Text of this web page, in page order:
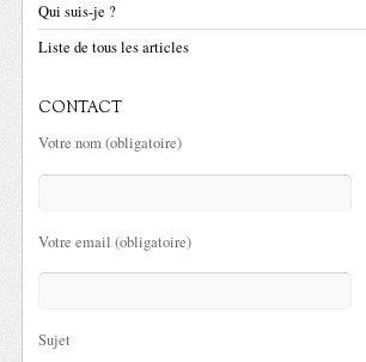
Qui suis-je ?
Liste de tous les articles
CONTACT
Votre nom (obligatoire)
Votre email (obligatoire)
Sujet